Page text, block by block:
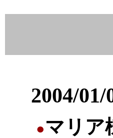
2004/
●マリア